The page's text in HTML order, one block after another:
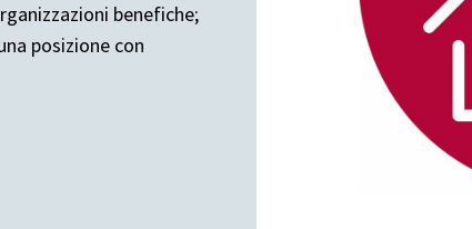
benefiche;
posizione con